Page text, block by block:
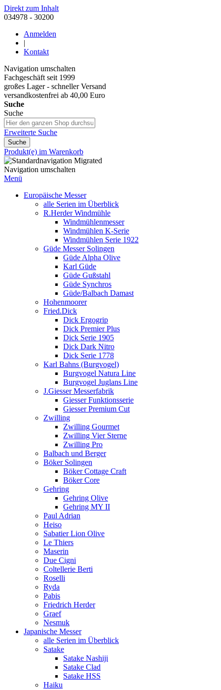
Direkt zum Inhalt
034978 - 30200
Anmelden
|
Kontakt
Navigation umschalten
Fachgeschäft seit 1999
großes Lager - schneller Versand
versandkostenfrei ab 40,00 Euro
Suche
Suche
Erweiterte Suche
Suche
Produkt(e) im Warenkorb
Navigation umschalten
Menü
Europäische Messer
alle Serien im Überblick
R.Herder Windmühle
Windmühlenmesser
Windmühlen K-Serie
Windmühlen Serie 1922
Güde Messer Solingen
Güde Alpha Olive
Karl Güde
Güde Gußstahl
Güde Synchros
Güde/Balbach Damast
Hohenmoorer
Fried.Dick
Dick Ergogrip
Dick Premier Plus
Dick Serie 1905
Dick Dark Nitro
Dick Serie 1778
Karl Bahns (Burgvogel)
Burgvogel Natura Line
Burgvogel Juglans Line
J.Giesser Messerfabrik
Giesser Funktionsserie
Giesser Premium Cut
Zwilling
Zwilling Gourmet
Zwilling Vier Sterne
Zwilling Pro
Balbach und Berger
Böker Solingen
Böker Cottage Craft
Böker Core
Gehring
Gehring Olive
Gehring MY II
Paul Adrian
Heiso
Sabatier Lion Olive
Le Thiers
Maserin
Due Cigni
Coltellerie Berti
Roselli
Ryda
Pabis
Friedrich Herder
Graef
Nesmuk
Japanische Messer
alle Serien im Überblick
Satake
Satake Nashiji
Satake Clad
Satake HSS
Haiku